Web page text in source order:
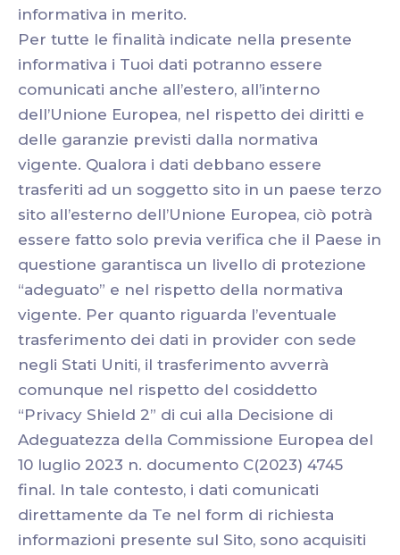
informativa in merito.
Per tutte le finalità indicate nella presente
informativa i Tuoi dati potranno essere
comunicati anche all’estero, all’interno
dell’Unione Europea, nel rispetto dei diritti e
delle garanzie previsti dalla normativa
vigente. Qualora i dati debbano essere
trasferiti ad un soggetto sito in un paese terzo
sito all’esterno dell’Unione Europea, ciò potrà
essere fatto solo previa verifica che il Paese in
questione garantisca un livello di protezione
“adeguato” e nel rispetto della normativa
vigente. Per quanto riguarda l’eventuale
trasferimento dei dati in provider con sede
negli Stati Uniti, il trasferimento avverrà
comunque nel rispetto del cosiddetto
“Privacy Shield 2” di cui alla Decisione di
Adeguatezza della Commissione Europea del
10 luglio 2023 n. documento C(2023) 4745
final. In tale contesto, i dati comunicati
direttamente da Te nel form di richiesta
informazioni presente sul Sito, sono acquisiti